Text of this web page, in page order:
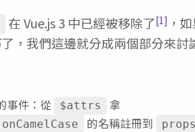
在 Vue.js 3 中已經被移除了[1] ，
，我們這邊就分成兩個部分來討
事件：從 $attrs 拿
onCamelCase 的名稱註冊到 props